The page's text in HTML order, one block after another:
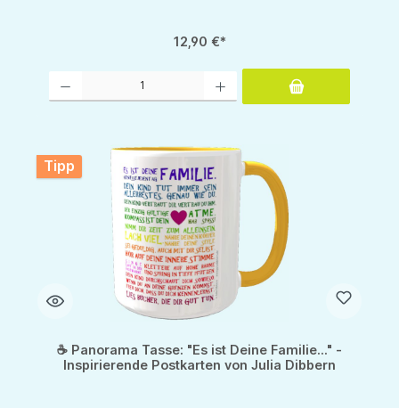
12,90 €*
Tipp
☕ Panorama Tasse: "Es ist Deine Familie..." -
Inspirierende Postkarten von Julia Dibbern